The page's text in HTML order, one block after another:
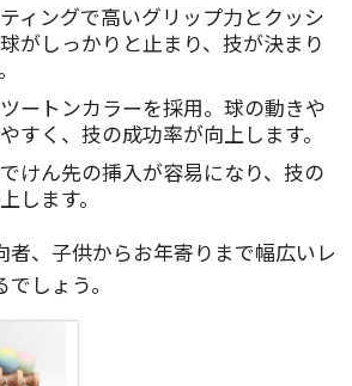
ィングで高いグリップ力とクッシ
がしっかりと止まり、技が決まり
ートンカラーを採用。球の動きや
すく、技の成功率が向上します。
けん先の挿入が容易になり、技の
します。
者、子供からお年寄りまで幅広いレ
しょう。